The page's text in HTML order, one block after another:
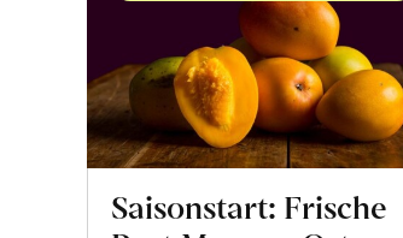
Saisonstart: Frische